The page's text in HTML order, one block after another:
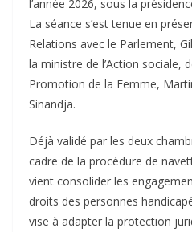
l’année 2026, sous la
La séance s’est tenue en
Relations avec le Parlement,
la ministre de l’Action sociale,
Promotion de la Femme,
Sinandja.
Déjà validé par les deux
cadre de la procédure de
vient consolider les
droits des personnes
vise à adapter la protection